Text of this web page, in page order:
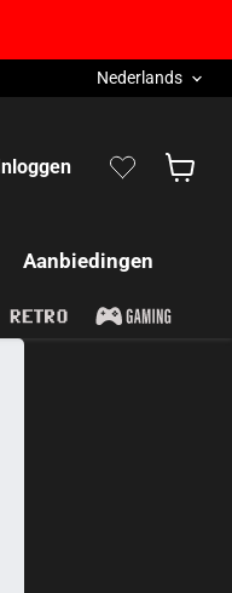
Taal
Nederlands
Inloggen
Aanbiedingen